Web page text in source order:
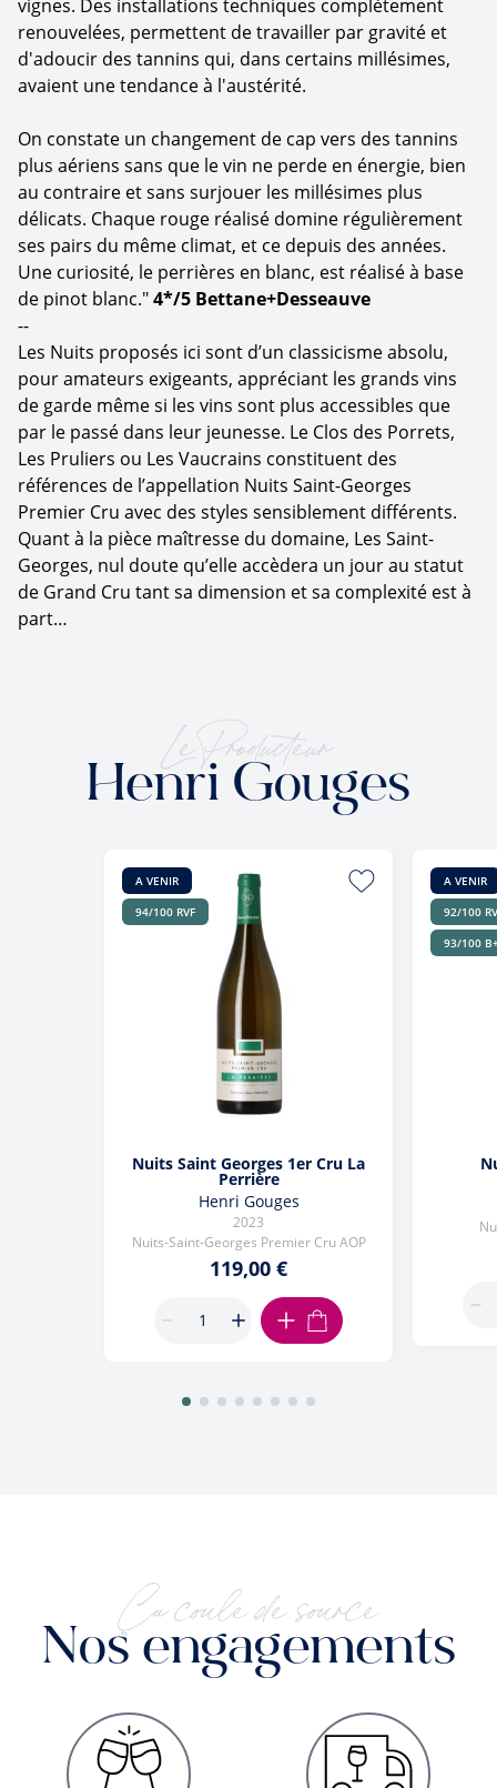
vignes. Des installations techniques complètement
renouvelées, permettent de travailler par gravité et
d'adoucir des tannins qui, dans certains millésimes,
avaient une tendance à l'austérité.
On constate un changement de cap vers des tannins
plus aériens sans que le vin ne perde en énergie, bien
au contraire et sans surjouer les millésimes plus
délicats. Chaque rouge réalisé domine régulièrement
ses pairs du même climat, et ce depuis des années.
Une curiosité, le perrières en blanc, est réalisé à base
de pinot blanc."4*/5 Bettane+Desseauve
--
Les Nuits proposés ici sont d’un classicisme absolu,
pour amateurs exigeants, appréciant les grands vins
de garde même si les vins sont plus accessibles que
par le passé dans leur jeunesse. Le Clos des Porrets,
Les Pruliers ou Les Vaucrains constituent des
références de l’appellation Nuits Saint-Georges
Premier Cru avec des styles sensiblement différents.
Quant à la pièce maîtresse du domaine, Les Saint-
Georges, nul doute qu’elle accèdera un jour au statut
de Grand Cru tant sa dimension et sa complexité est à
part…
Le Producteur
Henri Gouges
A VENIR
94/100 RVF
Nuits Saint Georges 1er Cru La
Perrière
Henri Gouges
2023
Nuits-Saint-Georges Premier Cru AOP
119,00 €
AJOUTER AU PANIER
A VENIR
92/100
93/100
Ça coule de source
Nos engagements